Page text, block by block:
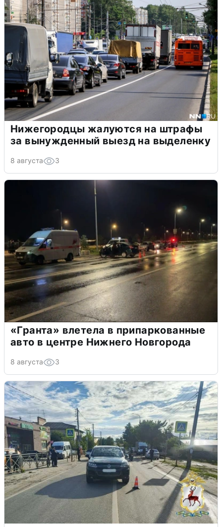
Нижегородцы жалуются на штрафы
за вынужденный выезд на выделенку
8 августа 3
«Гранта» влетела в припаркованные
авто в центре Нижнего Новгорода
8 августа 3